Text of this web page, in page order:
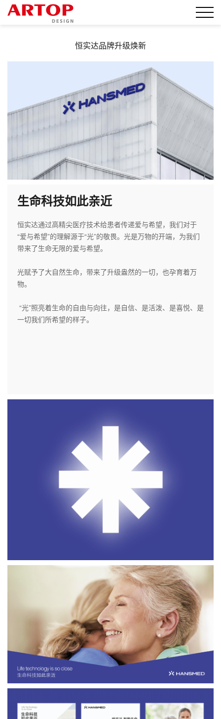
恒实达品牌升级焕新
生命科技如此亲近
恒实达通过高精尖医疗技术给患者传递爱与希望，我们对于
“爱与希望”的理解源于“光”的敬畏。光是万物的开端，为我们
带来了生命无限的爱与希望。
光赋予了大自然生命，带来了升级盎然的一切，也孕育着万
物。
“光”照亮着生命的自由与向往，是自信、是活泼、是喜悦、是
一切我们所希望的样子。